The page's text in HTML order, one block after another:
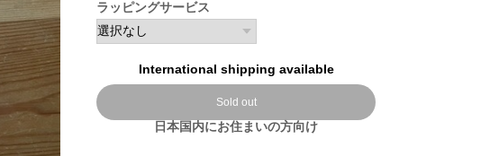
ラッピングサービス
International shipping available
Sold out
日本国内にお住まいの方向け